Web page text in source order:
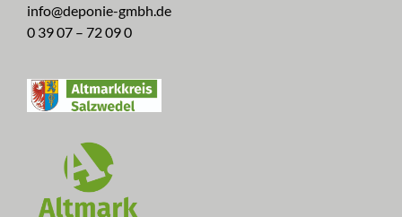
info@deponie-gmbh.de
0 39 07 – 72 09 0